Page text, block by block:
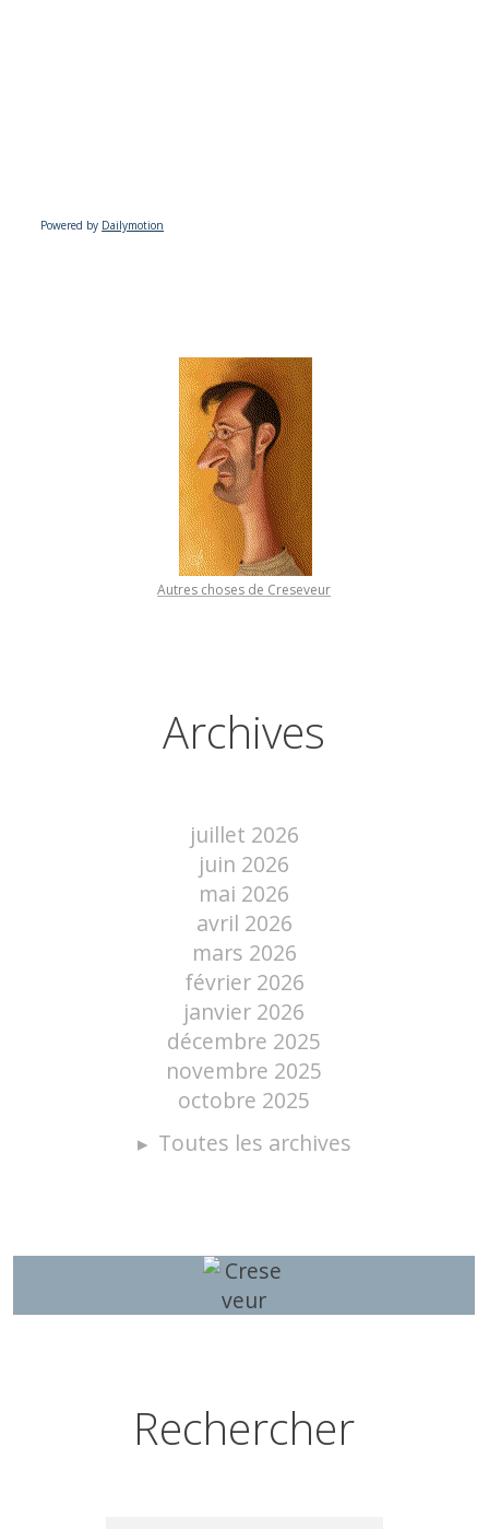
Powered by Dailymotion
Autres choses de Creseveur
Archives
juillet 2026
juin 2026
mai 2026
avril 2026
mars 2026
février 2026
janvier 2026
décembre 2025
novembre 2025
octobre 2025
Toutes les archives
Rechercher